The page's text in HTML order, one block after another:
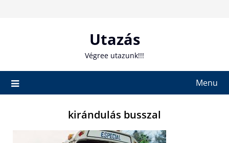
Utazás
Végree utazunk!!!
Menu
kirándulás busszal